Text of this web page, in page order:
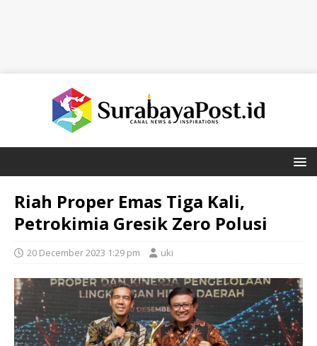
Riah Proper Emas Tiga Kali,
Petrokimia Gresik Zero Polusi
20 December 2023 1:29 pm uki